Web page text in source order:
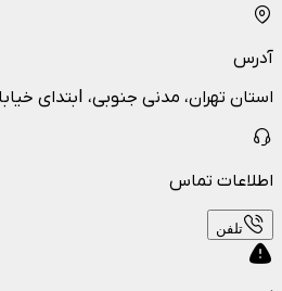
آدرس
استان تهران، مدنی جنوبی، Iبتدای خیابان محمودی، پلاک ۳۵۲
اطلاعات تماس
تلفن